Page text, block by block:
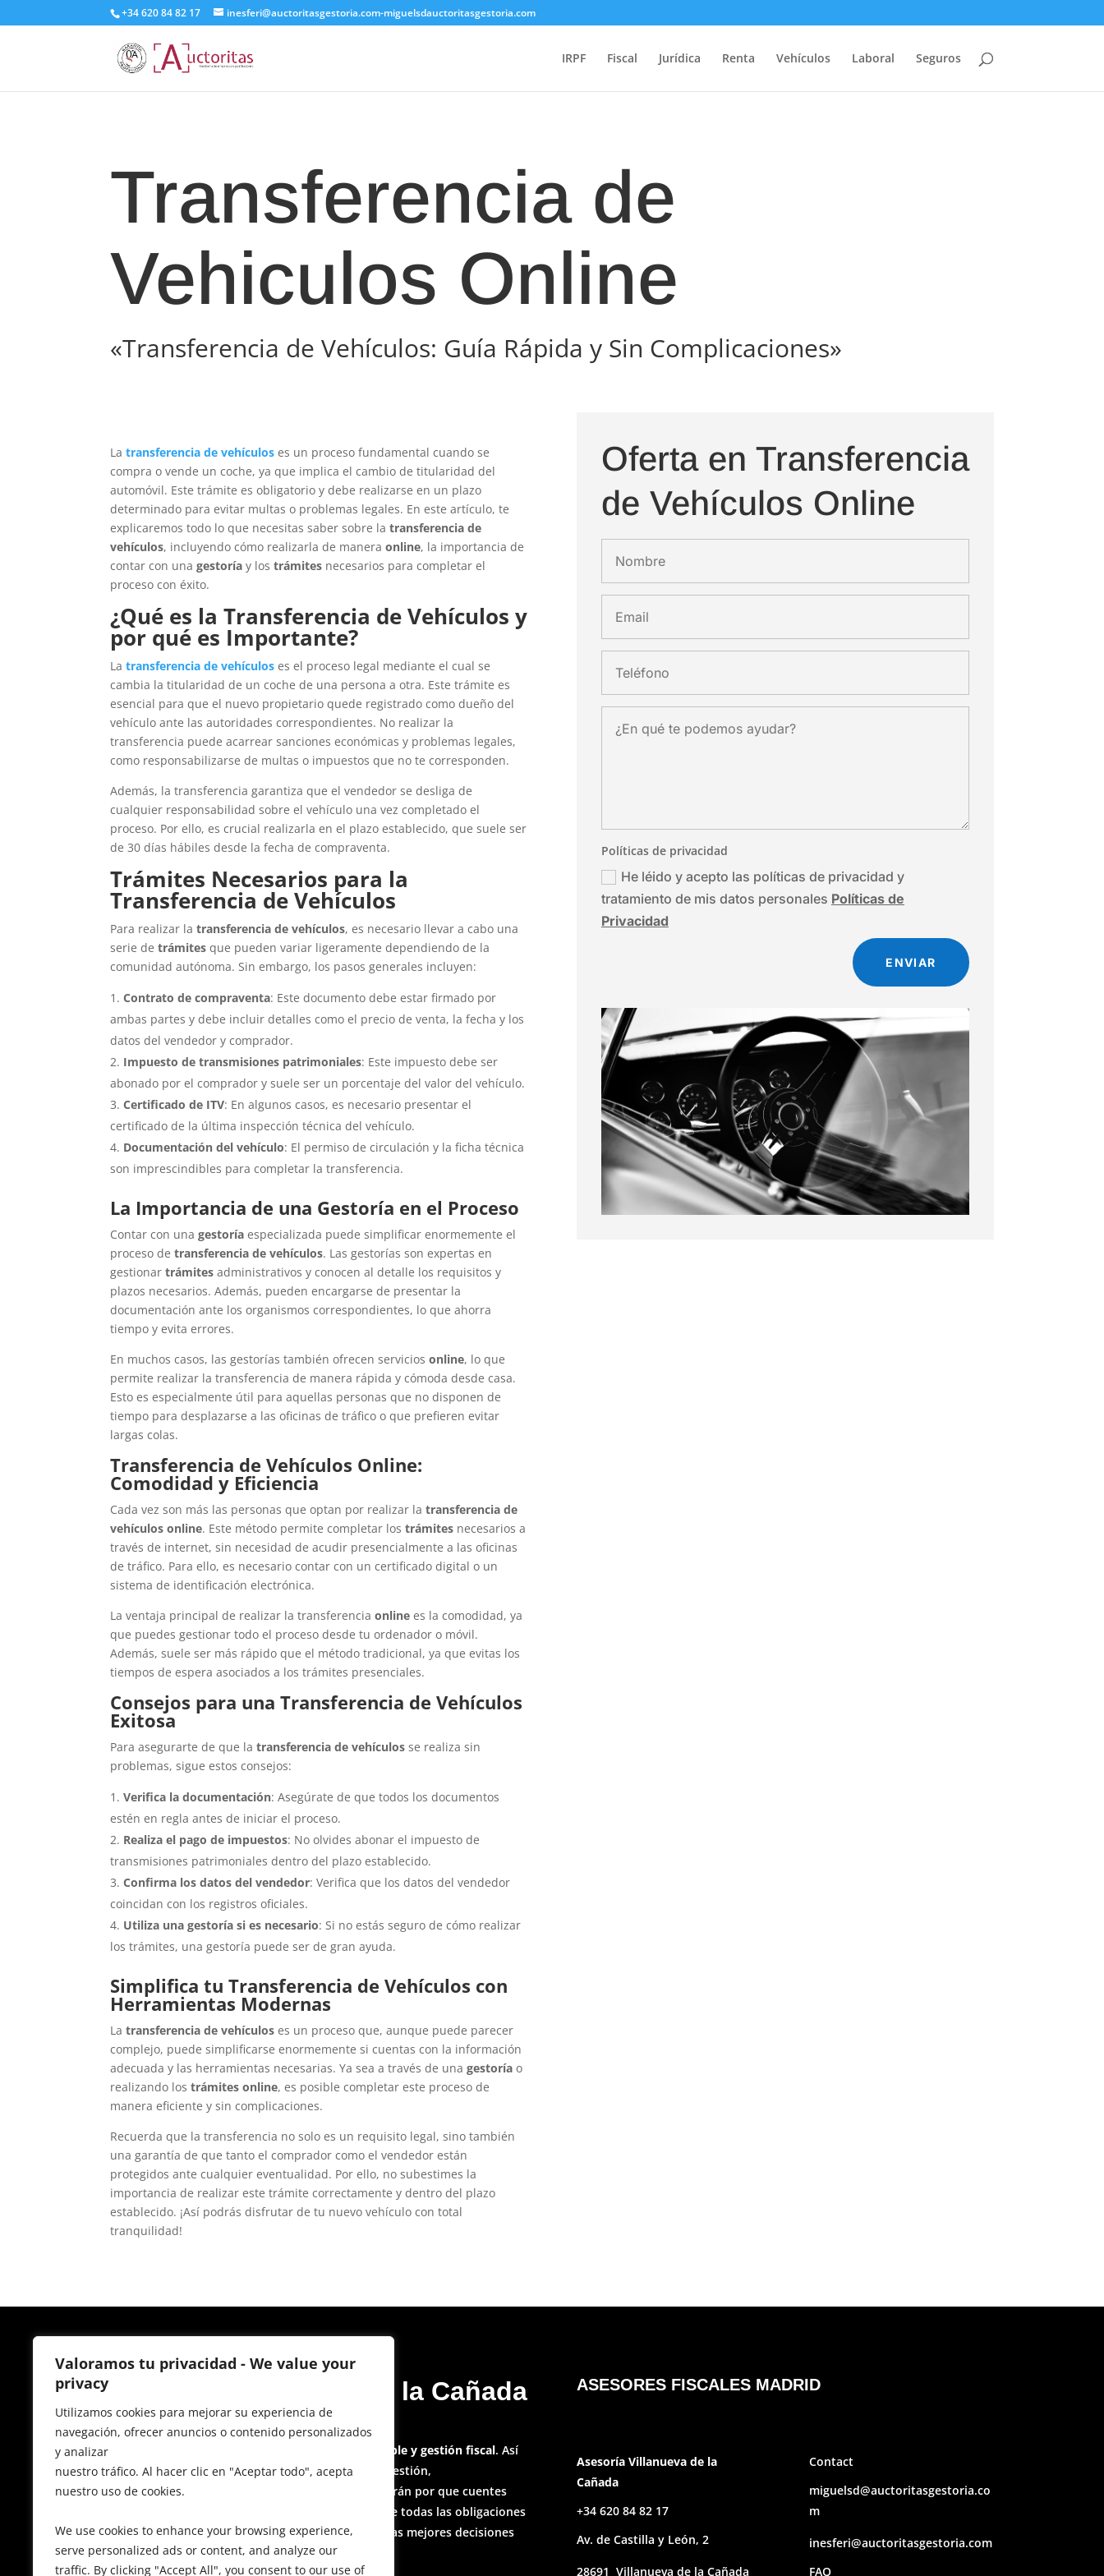
Valoramos tu privacidad - We value your
privacy
Utilizamos cookies para mejorar su experiencia de
navegación, ofrecer anuncios o contenido personalizados
y analizar
nuestro tráfico. Al hacer clic en "Aceptar todo", acepta
nuestro uso de cookies.
We use cookies to enhance your browsing experience,
serve personalized ads or content, and analyze our
traffic. By clicking "Accept All", you consent to our use of
+34 620 84 82 17 inesferi@auctoritasgestoria.com-miguelsdauctoritasgestoria.com
IRPF Fiscal Jurídica Renta Vehículos Laboral Seguros
Transferencia de
Vehiculos Online
«Transferencia de Vehículos: Guía Rápida y Sin Complicaciones»
Latransferencia de vehículos es un proceso fundamental cuando se
compra o vende un coche, ya que implica el cambio de titularidad del
automóvil. Este trámite es obligatorio y debe realizarse en un plazo
determinado para evitar multas o problemas legales. En este artículo, te
explicaremos todo lo que necesitas saber sobre latransferencia de
vehículos, incluyendo cómo realizarla de maneraonline, la importancia de
contar con unagestoría y lostrámites necesarios para completar el
proceso con éxito.
¿Qué es la Transferencia de Vehículos y
por qué es Importante?
Latransferencia de vehículos es el proceso legal mediante el cual se
cambia la titularidad de un coche de una persona a otra. Este trámite es
esencial para que el nuevo propietario quede registrado como dueño del
vehículo ante las autoridades correspondientes. No realizar la
transferencia puede acarrear sanciones económicas y problemas legales,
como responsabilizarse de multas o impuestos que no te corresponden.
Además, la transferencia garantiza que el vendedor se desliga de
cualquier responsabilidad sobre el vehículo una vez completado el
proceso. Por ello, es crucial realizarla en el plazo establecido, que suele ser
de 30 días hábiles desde la fecha de compraventa.
Trámites Necesarios para la
Transferencia de Vehículos
Para realizar latransferencia de vehículos, es necesario llevar a cabo una
serie detrámites que pueden variar ligeramente dependiendo de la
comunidad autónoma. Sin embargo, los pasos generales incluyen:
Contrato de compraventa: Este documento debe estar firmado por
ambas partes y debe incluir detalles como el precio de venta, la fecha y los
datos del vendedor y comprador.
Impuesto de transmisiones patrimoniales: Este impuesto debe ser
abonado por el comprador y suele ser un porcentaje del valor del vehículo.
Certificado de ITV: En algunos casos, es necesario presentar el
certificado de la última inspección técnica del vehículo.
Documentación del vehículo: El permiso de circulación y la ficha técnica
son imprescindibles para completar la transferencia.
La Importancia de una Gestoría en el Proceso
Contar con unagestoría especializada puede simplificar enormemente el
proceso detransferencia de vehículos. Las gestorías son expertas en
gestionartrámites administrativos y conocen al detalle los requisitos y
plazos necesarios. Además, pueden encargarse de presentar la
documentación ante los organismos correspondientes, lo que ahorra
tiempo y evita errores.
En muchos casos, las gestorías también ofrecen serviciosonline, lo que
permite realizar la transferencia de manera rápida y cómoda desde casa.
Esto es especialmente útil para aquellas personas que no disponen de
tiempo para desplazarse a las oficinas de tráfico o que prefieren evitar
largas colas.
Transferencia de Vehículos Online:
Comodidad y Eficiencia
Cada vez son más las personas que optan por realizar latransferencia de
vehículos online. Este método permite completar lostrámites necesarios a
través de internet, sin necesidad de acudir presencialmente a las oficinas
de tráfico. Para ello, es necesario contar con un certificado digital o un
sistema de identificación electrónica.
La ventaja principal de realizar la transferenciaonline es la comodidad, ya
que puedes gestionar todo el proceso desde tu ordenador o móvil.
Además, suele ser más rápido que el método tradicional, ya que evitas los
tiempos de espera asociados a los trámites presenciales.
Consejos para una Transferencia de Vehículos
Exitosa
Para asegurarte de que latransferencia de vehículos se realiza sin
problemas, sigue estos consejos:
Verifica la documentación: Asegúrate de que todos los documentos
estén en regla antes de iniciar el proceso.
Realiza el pago de impuestos: No olvides abonar el impuesto de
transmisiones patrimoniales dentro del plazo establecido.
Confirma los datos del vendedor: Verifica que los datos del vendedor
coincidan con los registros oficiales.
Utiliza una gestoría si es necesario: Si no estás seguro de cómo realizar
los trámites, una gestoría puede ser de gran ayuda.
Simplifica tu Transferencia de Vehículos con
Herramientas Modernas
Latransferencia de vehículos es un proceso que, aunque puede parecer
complejo, puede simplificarse enormemente si cuentas con la información
adecuada y las herramientas necesarias. Ya sea a través de unagestoría o
realizando lostrámites online, es posible completar este proceso de
manera eficiente y sin complicaciones.
Recuerda que la transferencia no solo es un requisito legal, sino también
una garantía de que tanto el comprador como el vendedor están
protegidos ante cualquier eventualidad. Por ello, no subestimes la
importancia de realizar este trámite correctamente y dentro del plazo
establecido. ¡Así podrás disfrutar de tu nuevo vehículo con total
tranquilidad!
Oferta en Transferencia
de Vehículos Online
Políticas de privacidad
He léido y acepto las políticas de privacidad y
tratamiento de mis datos personales Políticas de
Privacidad
ENVIAR
Gestoría Villanueva de la Cañada
xpertos en gestión laboral, gestión contable y gestión fiscal. Así
mismo, nuestros servicios no solo se limitan a la gestión,
nuestrosasesores en Villanueva de la Cañada
velarán por que cuentes
con la información más actualizada y precisa sobre todas las obligaciones
y trámites relativos a tu negocio para que tomes las mejores decisiones
informadas en función de tu actividad.
ASESORES FISCALES MADRID
Asesoría Villanueva de la
Cañada
+34 620 84 82 17
Av. de Castilla y León, 2
28691 Villanueva de la Cañada
Contact
miguelsd@auctoritasgestoria.co
m
inesferi@auctoritasgestoria.com
FAQ